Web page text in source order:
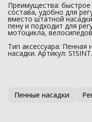
Преимущества: быстрое
состава, удобно для
вместо штатной
пену и подходит для
мотоцикла,
Тип аксессуара: Пенная
насадки. Артикул: S15INT.
Пенные насадки